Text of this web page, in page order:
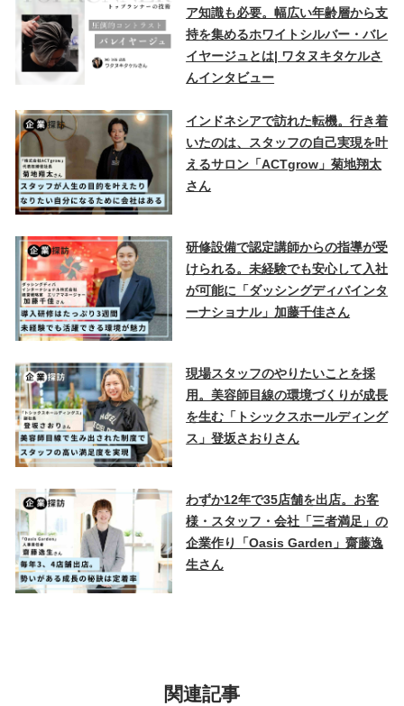
ア知識も必要。幅広い年齢層から支
持を集めるホワイトシルバー・バレ
イヤージュとは| ワタヌキタケルさ
んインタビュー
インドネシアで訪れた転機。行き着
いたのは、スタッフの自己実現を叶
えるサロン「ACTgrow」菊地翔太
さん
研修設備で認定講師からの指導が受
けられる。未経験でも安心して入社
が可能に「ダッシングディバインタ
ーナショナル」加藤千佳さん
現場スタッフのやりたいことを採
用。美容師目線の環境づくりが成長
を生む「トシックスホールディング
ス」登坂さおりさん
わずか12年で35店舗を出店。お客
様・スタッフ・会社「三者満足」の
企業作り「Oasis Garden」齋藤逸
生さん
関連記事